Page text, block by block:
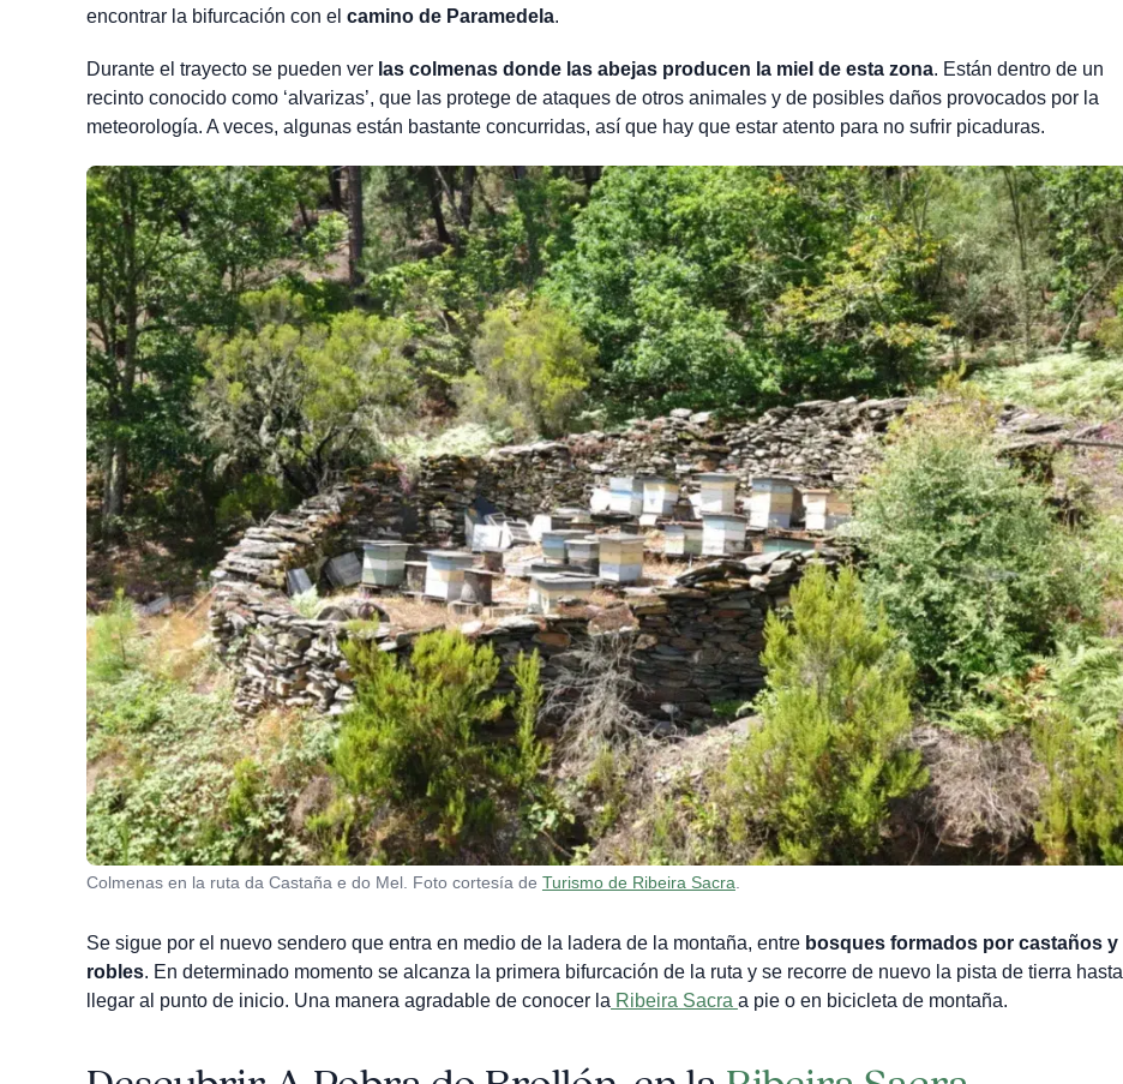
encontrar la bifurcación con el camino de Paramedela.
Durante el trayecto se pueden ver las colmenas donde las abejas producen la miel de esta zona. Están dentro de un
recinto conocido como ‘alvarizas’, que las protege de ataques de otros animales y de posibles daños provocados por la
meteorología. A veces, algunas están bastante concurridas, así que hay que estar atento para no sufrir picaduras.
Colmenas en la ruta da Castaña e do Mel. Foto cortesía de Turismo de Ribeira Sacra
Se sigue por el nuevo sendero que entra en medio de la ladera de la montaña, entre bosques formados por castaños y
robles. En determinado momento se alcanza la primera bifurcación de la ruta y se recorre de nuevo la pista de tierra hasta
llegar al punto de inicio. Una manera agradable de conocer la Ribeira Sacra a pie o en bicicleta de montaña.